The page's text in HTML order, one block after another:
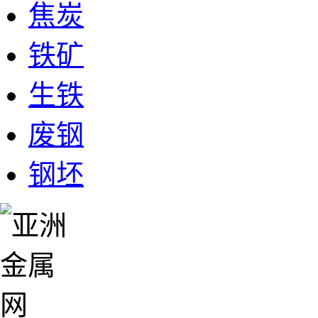
焦炭
铁矿
生铁
废钢
钢坯